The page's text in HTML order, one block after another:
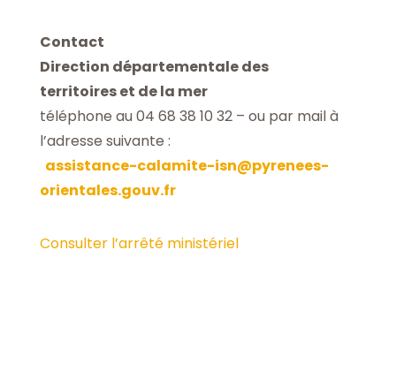
Contact
Direction départementale des
territoires et de la mer
téléphone au 04 68 38 10 32 – ou par mail à
l’adresse suivante :
assistance-calamite-isn@pyrenees-
orientales.gouv.fr
Consulter l’arrêté ministériel